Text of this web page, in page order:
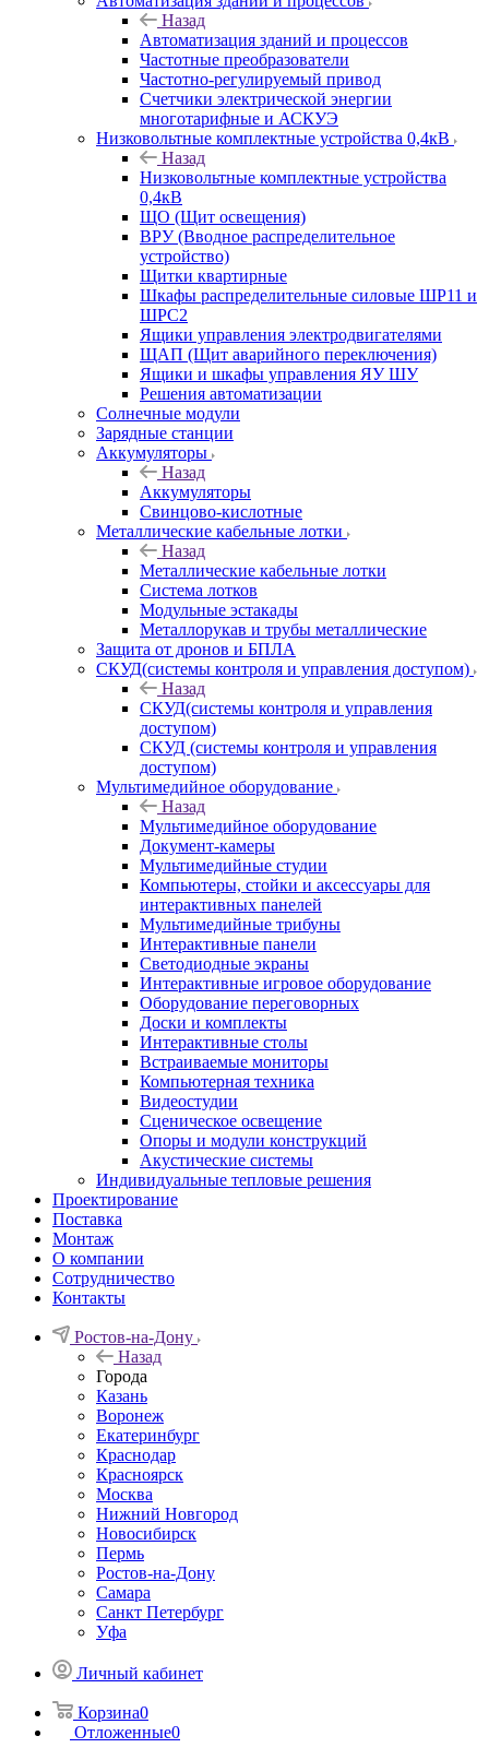
Назад
Автоматизация зданий и процессов
Частотные преобразователи
Частотно-регулируемый привод
Счетчики электрической энергии
многотарифные и АСКУЭ
Низковольтные комплектные устройства 0,4кВ
Назад
Низковольтные комплектные устройства
0,4кВ
ЩО (Щит освещения)
ВРУ (Вводное распределительное
устройство)
Щитки квартирные
Шкафы распределительные силовые ШР11 и
ШРС2
Ящики управления электродвигателями
ЩАП (Щит аварийного переключения)
Ящики и шкафы управления ЯУ ШУ
Решения автоматизации
Солнечные модули
Зарядные станции
Аккумуляторы
Назад
Аккумуляторы
Свинцово-кислотные
Металлические кабельные лотки
Назад
Металлические кабельные лотки
Система лотков
Модульные эстакады
Металлорукав и трубы металлические
Защита от дронов и БПЛА
СКУД(системы контроля и управления доступом)
Назад
СКУД(системы контроля и управления
доступом)
СКУД (системы контроля и управления
доступом)
Мультимедийное оборудование
Назад
Мультимедийное оборудование
Документ-камеры
Мультимедийные студии
Компьютеры, стойки и аксессуары для
интерактивных панелей
Мультимедийные трибуны
Интерактивные панели
Светодиодные экраны
Интерактивные игровое оборудование
Оборудование переговорных
Доски и комплекты
Интерактивные столы
Встраиваемые мониторы
Компьютерная техника
Видеостудии
Cценическое освещение
Опоры и модули конструкций
Акустические системы
Индивидуальные тепловые решения
Проектирование
Поставка
Монтаж
О компании
Сотрудничество
Контакты
Ростов-на-Дону
Назад
Города
Казань
Воронеж
Екатеринбург
Краснодар
Красноярск
Москва
Нижний Новгород
Новосибирск
Пермь
Ростов-на-Дону
Самара
Санкт Петербург
Уфа
Личный кабинет
Корзина0
Отложенные0